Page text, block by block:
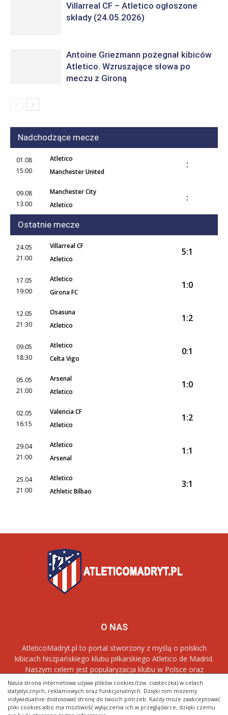
Nasza strona internetowa używa plików cookies (tzw. ciasteczka) w celach
statystycznych, reklamowych oraz funkcjonalnych. Dzięki nim możemy
indywidualnie dostosować stronę do twoich potrzeb. Każdy może zaakceptować
pliki cookies albo ma możliwość wyłączenia ich w przeglądarce, dzięki czemu
Villarreal CF – Atletico ogłoszone
składy (24.05.2026)
Antoine Griezmann pożegnał kibiców
Atletico. Wzruszające słowa po
meczu z Gironą
Nadchodzące mecze
01.08
15:00
Atletico
Manchester United
:
09.08
13:00
Manchester City
Atletico
:
Ostatnie mecze
24.05
21:00
Villarreal CF
Atletico
5:1
17.05
19:00
Atletico
Girona FC
1:0
12.05
21:30
Osasuna
Atletico
1:2
09.05
18:30
Atletico
Celta Vigo
0:1
05.05
21:00
Arsenal
Atletico
1:0
02.05
16:15
Valencia CF
Atletico
1:2
29.04
21:00
Atletico
Arsenal
1:1
25.04
21:00
Atletico
Athletic Bilbao
3:1
O NAS
AtleticoMadryt.pl to portal stworzony z myślą o polskich
kibicach hiszpańskiego klubu piłkarskiego Atletico de Madrid.
Naszym celem jest popularyzacja klubu w Polsce oraz
dostarczanie najnowszych informacji dotyczących zespołu
Rojiblancos.